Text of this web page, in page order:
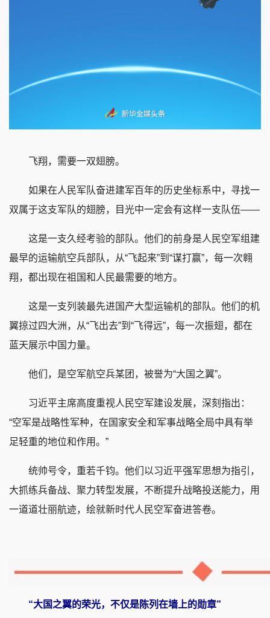
飞翔，需要一双翅膀。
如果在人民军队奋进建军百年的历史坐标系中，寻找一
双属于这支军队的翅膀，目光中一定会有这样一支队伍——
这是一支久经考验的部队。他们的前身是人民空军组建
最早的运输航空兵部队，从“飞起来”到“谋打赢”，每一次翱
翔，都出现在祖国和人民最需要的地方。
这是一支列装最先进国产大型运输机的部队。他们的机
翼掠过四大洲，从“飞出去”到“飞得远”，每一次振翅，都在
蓝天展示中国力量。
他们，是空军航空兵某团，被誉为“大国之翼”。
习近平主席高度重视人民空军建设发展，深刻指出：
“空军是战略性军种，在国家安全和军事战略全局中具有举
足轻重的地位和作用。”
统帅号令，重若千钧。他们以习近平强军思想为指引，
大抓练兵备战、聚力转型发展，不断提升战略投送能力，用
一道道壮丽航迹，绘就新时代人民空军奋进答卷。
“大国之翼的荣光，不仅是陈列在墙上的勋章”